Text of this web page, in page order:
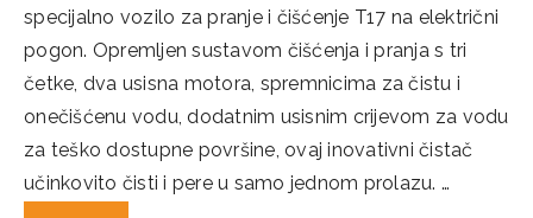
specijalno vozilo za pranje i čišćenje T17 na električni
pogon. Opremljen sustavom čišćenja i pranja s tri
četke, dva usisna motora, spremnicima za čistu i
onečišćenu vodu, dodatnim usisnim crijevom za vodu
za teško dostupne površine, ovaj inovativni čistač
učinkovito čisti i pere u samo jednom prolazu. …